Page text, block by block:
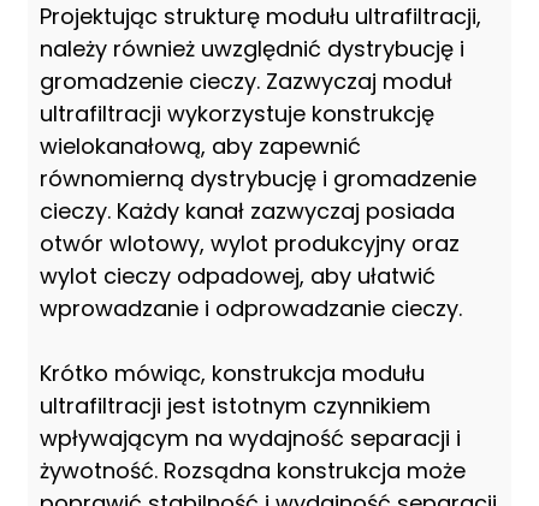
Projektując strukturę modułu ultrafiltracji,
należy również uwzględnić dystrybucję i
gromadzenie cieczy. Zazwyczaj moduł
ultrafiltracji wykorzystuje konstrukcję
wielokanałową, aby zapewnić
równomierną dystrybucję i gromadzenie
cieczy. Każdy kanał zazwyczaj posiada
otwór wlotowy, wylot produkcyjny oraz
wylot cieczy odpadowej, aby ułatwić
wprowadzanie i odprowadzanie cieczy.
Krótko mówiąc, konstrukcja modułu
ultrafiltracji jest istotnym czynnikiem
wpływającym na wydajność separacji i
żywotność. Rozsądna konstrukcja może